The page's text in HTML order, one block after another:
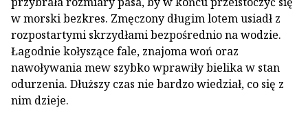
w morski bezkres. Zmęczony długim lotem usiadł z
rozpostartymi skrzydłami bezpośrednio na wodzie.
Łagodnie kołyszące fale, znajoma woń oraz
nawoływania mew szybko wprawiły bielika w stan
odurzenia. Dłuższy czas nie bardzo wiedział, co się z
nim dzieje.